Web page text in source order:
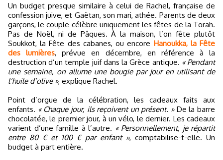
Un budget presque similaire à celui de Rachel, française de
confession juive, et Gaëtan, son mari, athée. Parents de deux
garçons, le couple célèbre uniquement les fêtes de la Torah.
Pas de Noël, ni de Pâques. À la maison, l’on fête plutôt
Soukkot, la Fête des cabanes, ou encore Hanoukka, la Fête
des lumières, prévue en décembre, en référence à la
destruction d’un temple juif dans la Grèce antique. « Pendant
une semaine, on allume une bougie par jour en utilisant de
l’huile d’olive », explique Rachel.
Point d’orgue de la célébration, les cadeaux faits aux
enfants. « Chaque jour, ils reçoivent un présent. »De la barre
chocolatée, le premier jour, à un vélo, le dernier. Les cadeaux
varient d’une famille à l’autre. « Personnellement, je répartit
entre 80 € et 100 € par enfant », comptabilise-t-elle. Un
budget à part entière.